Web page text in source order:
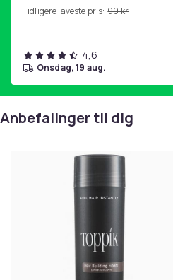
Tidligere laveste pris: 99 kr
4,6
onsdag, 19 aug.
Anbefalinger til dig